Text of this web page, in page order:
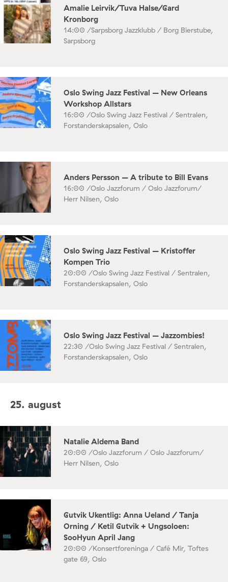
Amalie Leirvik/Tuva Halse/Gard
Kronborg
14:00 /Sarpsborg Jazzklubb / Borg Bierstube,
Sarpsborg
Oslo Swing Jazz Festival – New Orleans
Workshop Allstars
16:00 /Oslo Swing Jazz Festival / Sentralen,
Forstanderskapsalen, Oslo
Anders Persson – A tribute to Bill Evans
16:00 /Oslo Jazzforum / Oslo Jazzforum/
Herr Nilsen, Oslo
Oslo Swing Jazz Festival – Kristoffer
Kompen Trio
20:00 /Oslo Swing Jazz Festival / Sentralen,
Forstanderskapsalen, Oslo
Oslo Swing Jazz Festival – Jazzombies!
22:30 /Oslo Swing Jazz Festival / Sentralen,
Forstanderskapsalen, Oslo
25. august
Natalie Aldema Band
20:00 /Oslo Jazzforum / Oslo Jazzforum/
Herr Nilsen, Oslo
Gutvik Ukentlig: Anna Ueland / Tanja
Orning / Ketil Gutvik + Ungsoloen:
SooHyun April Jang
20:00 /Konsertforeninga / Café Mir, Toftes
gate 69, Oslo